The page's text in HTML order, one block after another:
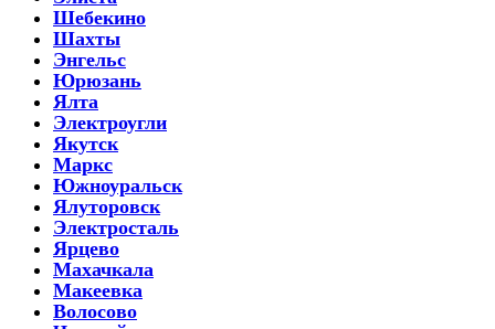
Шебекино
Шахты
Энгельс
Юрюзань
Ялта
Электроугли
Якутск
Маркс
Южноуральск
Ялуторовск
Электросталь
Ярцево
Махачкала
Макеевка
Волосово